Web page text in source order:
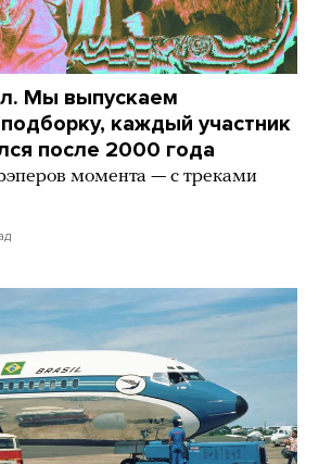
Мы выпускаем
каждый участник
после 2000 года
момента — с треками